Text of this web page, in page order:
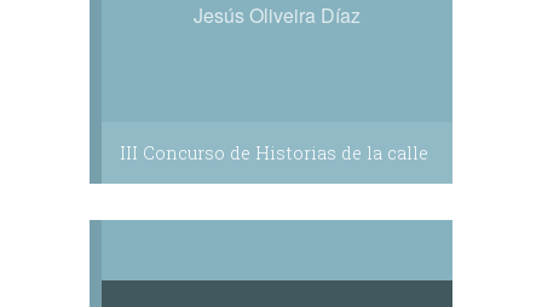
Jesús Oliveira Díaz
III Concurso de Historias de la calle